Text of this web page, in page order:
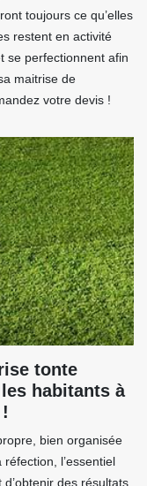
toujours ce qu’elles
restent en activité
se perfectionnent afin
maitrise de
votre devis !
tonte
habitants à
bien organisée
l’essentiel
d’obtenir des résultats